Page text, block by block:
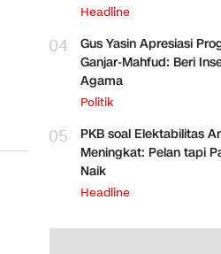
Headline
04
Gus Yasin Apresiasi
Ganjar-Mahfud: Beri
Agama
Politik
05
PKB soal Elektabilitas
Meningkat: Pelan tapi
Naik
Headline